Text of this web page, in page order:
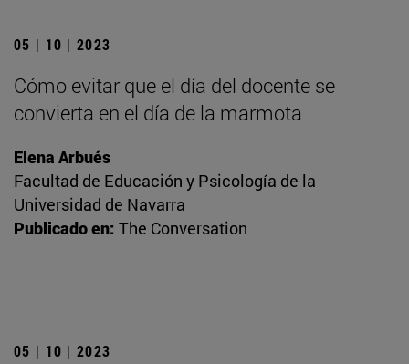
05 | 10 | 2023
Cómo evitar que el día del docente se
convierta en el día de la marmota
Elena Arbués
Facultad de Educación y Psicología de la
Universidad de Navarra
Publicado en: The Conversation
05 | 10 | 2023